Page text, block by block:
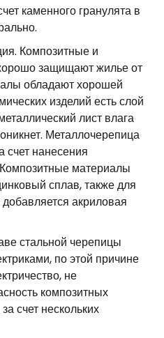
каменного гранулята в
Композитные и
защищают жилье от
обладают хорошей
изделий есть слой
лист влага
Металлочерепица
счет нанесения
материалы
сплав, также для
акриловая
стальной черепицы
по этой причине
не
композитных
счет нескольких